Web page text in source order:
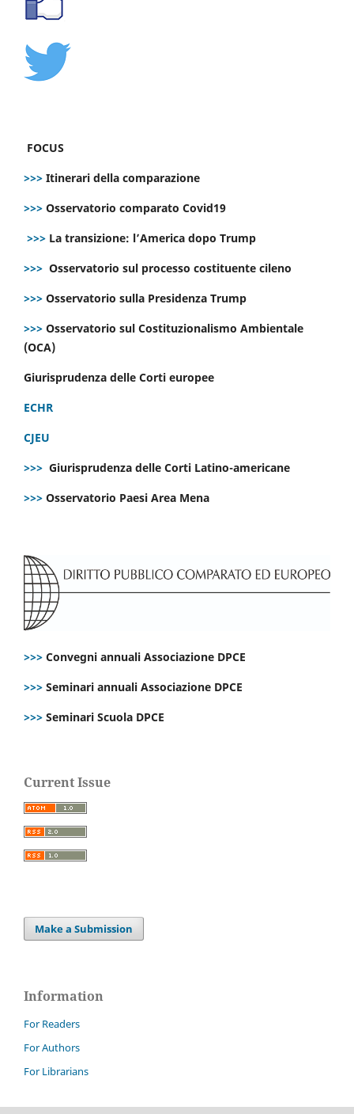
FOCUS
>>> Itinerari della comparazione
>>> Osservatorio comparato Covid19
>>> La transizione: l’America dopo Trump
>>> Osservatorio sul processo costituente cileno
>>> Osservatorio sulla Presidenza Trump
>>> Osservatorio sul Costituzionalismo Ambientale
(OCA)
Giurisprudenza delle Corti europee
ECHR
CJEU
>>> Giurisprudenza delle Corti Latino-americane
>>> Osservatorio Paesi Area Mena
>>> Convegni annuali Associazione DPCE
>>> Seminari annuali Associazione DPCE
>>> Seminari Scuola DPCE
Current Issue
Make a Submission
Information
For Readers
For Authors
For Librarians